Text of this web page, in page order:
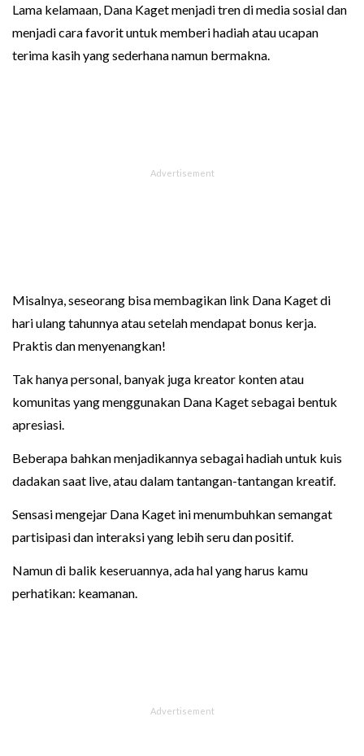
Lama kelamaan, Dana Kaget menjadi tren di media sosial dan
menjadi cara favorit untuk memberi hadiah atau ucapan
terima kasih yang sederhana namun bermakna.
Misalnya, seseorang bisa membagikan link Dana Kaget di
hari ulang tahunnya atau setelah mendapat bonus kerja.
Praktis dan menyenangkan!
Tak hanya personal, banyak juga kreator konten atau
komunitas yang menggunakan Dana Kaget sebagai bentuk
apresiasi.
Beberapa bahkan menjadikannya sebagai hadiah untuk kuis
dadakan saat live, atau dalam tantangan-tantangan kreatif.
Sensasi mengejar Dana Kaget ini menumbuhkan semangat
partisipasi dan interaksi yang lebih seru dan positif.
Namun di balik keseruannya, ada hal yang harus kamu
perhatikan: keamanan.